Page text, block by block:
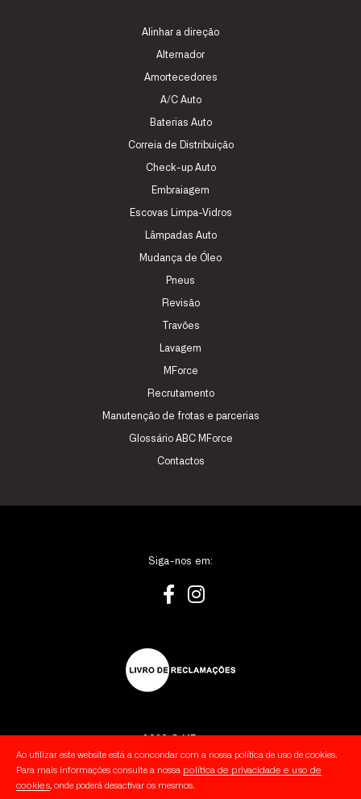
Ao utilizar este website está a concondar com a nossa política de uso de cookies.
Para mais informações consulte a nossa política de privacidade e uso de
cookies, onde poderá desactivar os mesmos.
Alinhar a direção
Alternador
Amortecedores
A/C Auto
Baterias Auto
Correia de Distribuição
Check-up Auto
Embraiagem
Escovas Limpa-Vidros
Lâmpadas Auto
Mudança de Óleo
Pneus
Revisão
Travões
Lavagem
MForce
Recrutamento
Manutenção de frotas e parcerias
Glossário ABC MForce
Contactos
Política de Privacidade
Siga-nos em: